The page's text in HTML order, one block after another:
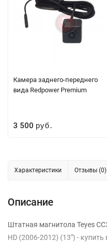
Камера заднего-переднего
вида Redpower Premium
3 500 руб.
Характеристики Отзывы (0)
Описание
Штатная магнитола Teyes
HD (2006-2012) (13") - купить